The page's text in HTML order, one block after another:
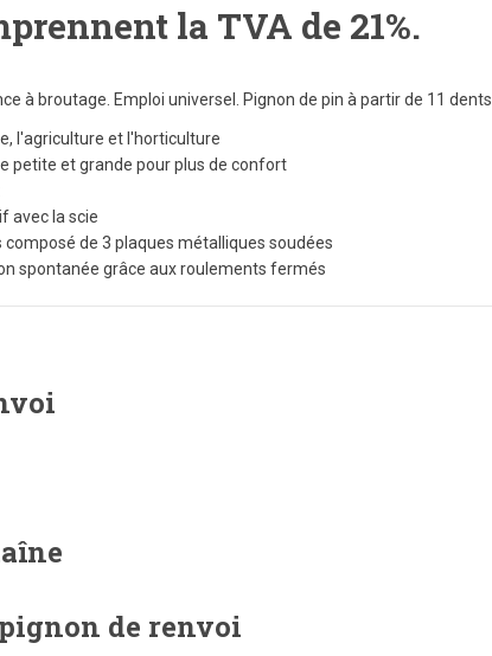
la TVA de 21%.
à broutage. Emploi universel. Pignon de pin à partir de 11 dents.
l'agriculture et l'horticulture
petite et grande pour plus de confort
avec la scie
composé de 3 plaques métalliques soudées
spontanée grâce aux roulements fermés
de renvoi